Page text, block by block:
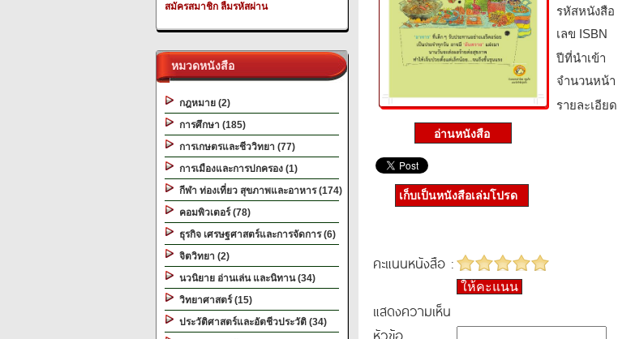
สมัครสมาชิก ลืมรหัสผ่าน
หมวดหนังสือ
กฎหมาย (2)
การศึกษา (185)
การเกษตรและชีววิทยา (77)
การเมืองและการปกครอง (1)
กีฬา ท่องเที่ยว สุขภาพและอาหาร (174)
คอมพิวเตอร์ (78)
ธุรกิจ เศรษฐศาสตร์และการจัดการ (6)
จิตวิทยา (2)
นวนิยาย อ่านเล่น และนิทาน (34)
วิทยาศาสตร์ (15)
ประวัติศาสตร์และอัตชีวประวัติ (34)
รหัสหนังสือ­
เลข ISBN
ปีที่นำเข้า
จำนวนหน้า
รายละเอียด
เก็บเป็นหนังสือเล่มโปรด
คะแนนหนังสือ :
ให้คะแนน
แสดงความเห็น